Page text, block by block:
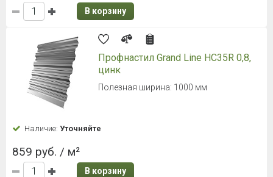
В корзину
Профнастил Grand Line HC35R 0,8,
цинк
Полезная ширина: 1000 мм
Наличие: Уточняйте
859 руб. / м²
В корзину